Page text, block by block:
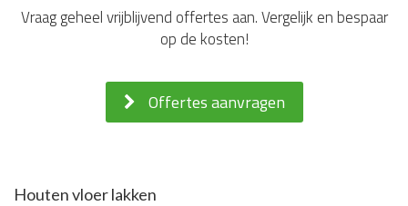
Vraag geheel vrijblijvend offertes aan. Vergelijk en bespaar
op de kosten!
Offertes aanvragen
Houten vloer lakken